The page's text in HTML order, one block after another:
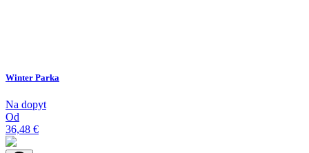
Winter Parka
Na dopyt
Od
36,48 €